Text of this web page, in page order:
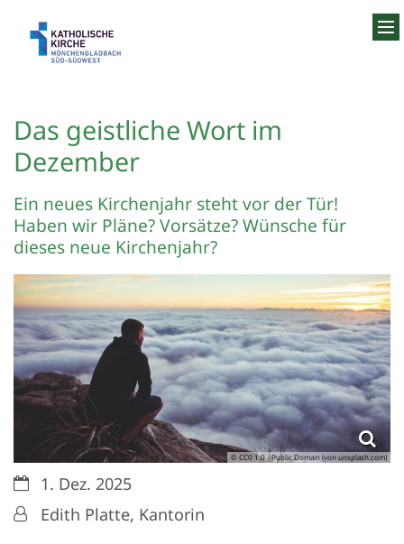
Das geistliche Wort im
Dezember
Ein neues Kirchenjahr steht vor der Tür!
Haben wir Pläne? Vorsätze? Wünsche für
dieses neue Kirchenjahr?
© CC0 1.0 - Public Domain (von unsplash.com)
Datum:1. Dez. 2025
Von:Edith Platte, Kantorin